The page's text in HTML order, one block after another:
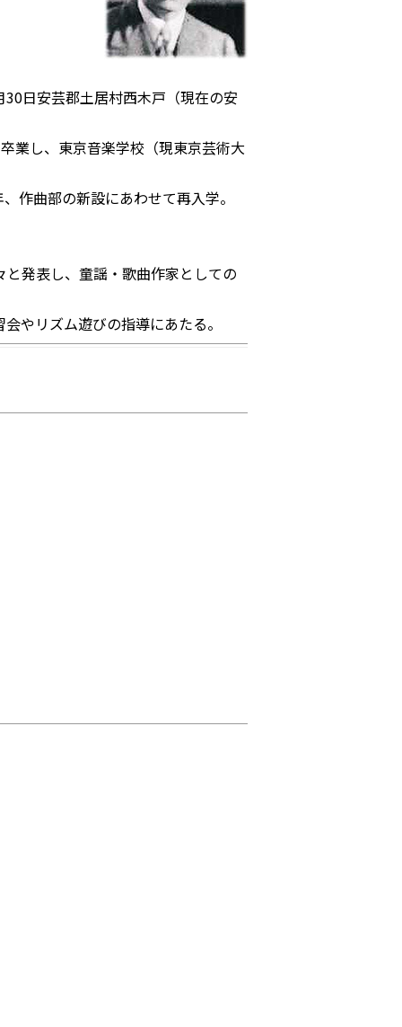
日安芸郡土居村西木戸（現在の安
業し、東京音楽学校（現東京芸術大
作曲部の新設にあわせて再入学。
発表し、童謡・歌曲作家としての
やリズム遊びの指導にあたる。